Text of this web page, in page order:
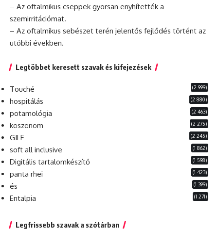
– Az oftalmikus cseppek gyorsan enyhítették a
szemirritációmat.
– Az oftalmikus sebészet terén jelentős fejlődés történt az
utóbbi években.
Legtöbbet keresett szavak és kifejezések
Touché (2 999)
hospitálás (2 880)
potamológia (2 463)
köszönöm (2 275)
GILF (2 245)
soft all inclusive (1 862)
Digitális tartalomkészítő (1 598)
panta rhei (1 423)
és (1 399)
Entalpia (1 271)
Legfrissebb szavak a szótárban